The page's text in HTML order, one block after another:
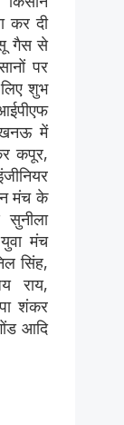
कर दी
गैस से
पर
शुभ
में
कपूर,
मंच के
सुनीला
मंच
सिंह,
राय,
शंकर
आदि